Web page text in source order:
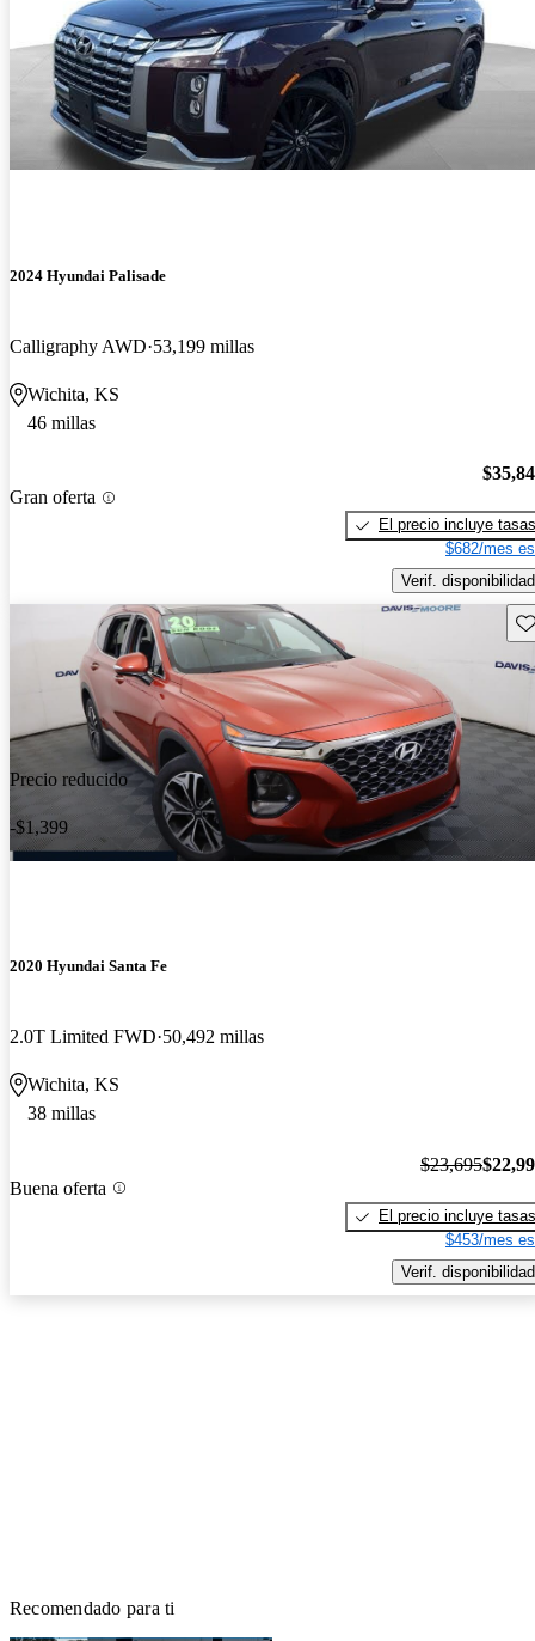
2024 Hyundai Palisade
Calligraphy AWD 53,199 millas
Wichita, KS
46 millas
Gran oferta
El precio incluye tasas
$682/mes
Verif. disponibilidad
Precio reducido
-$1,399
2020 Hyundai Santa Fe
2.0T Limited FWD 50,492 millas
Wichita, KS
38 millas
Buena oferta
$23,695
El precio incluye tasas
$453/mes
Verif. disponibilidad
Recomendado para ti